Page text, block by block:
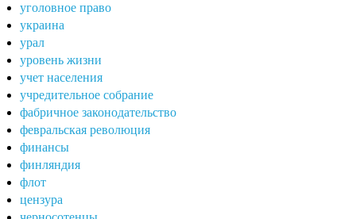
уголовное право
украина
урал
уровень жизни
учет населения
учредительное собрание
фабричное законодательство
февральская революция
финансы
финляндия
флот
цензура